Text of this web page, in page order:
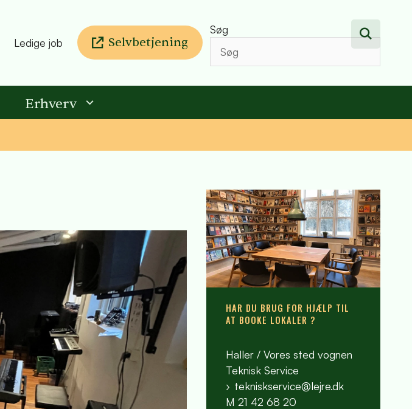
Ledige job Selvbetjening
Søg
Erhverv
HAR DU BRUG FOR HJÆLP TIL
AT BOOKE LOKALER ?
Haller / Vores sted vognen
Teknisk Service
tekniskservice@lejre.dk
M 21 42 68 20